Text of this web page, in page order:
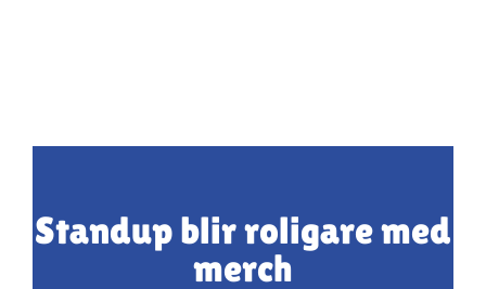
Standup blir roligare med
merch